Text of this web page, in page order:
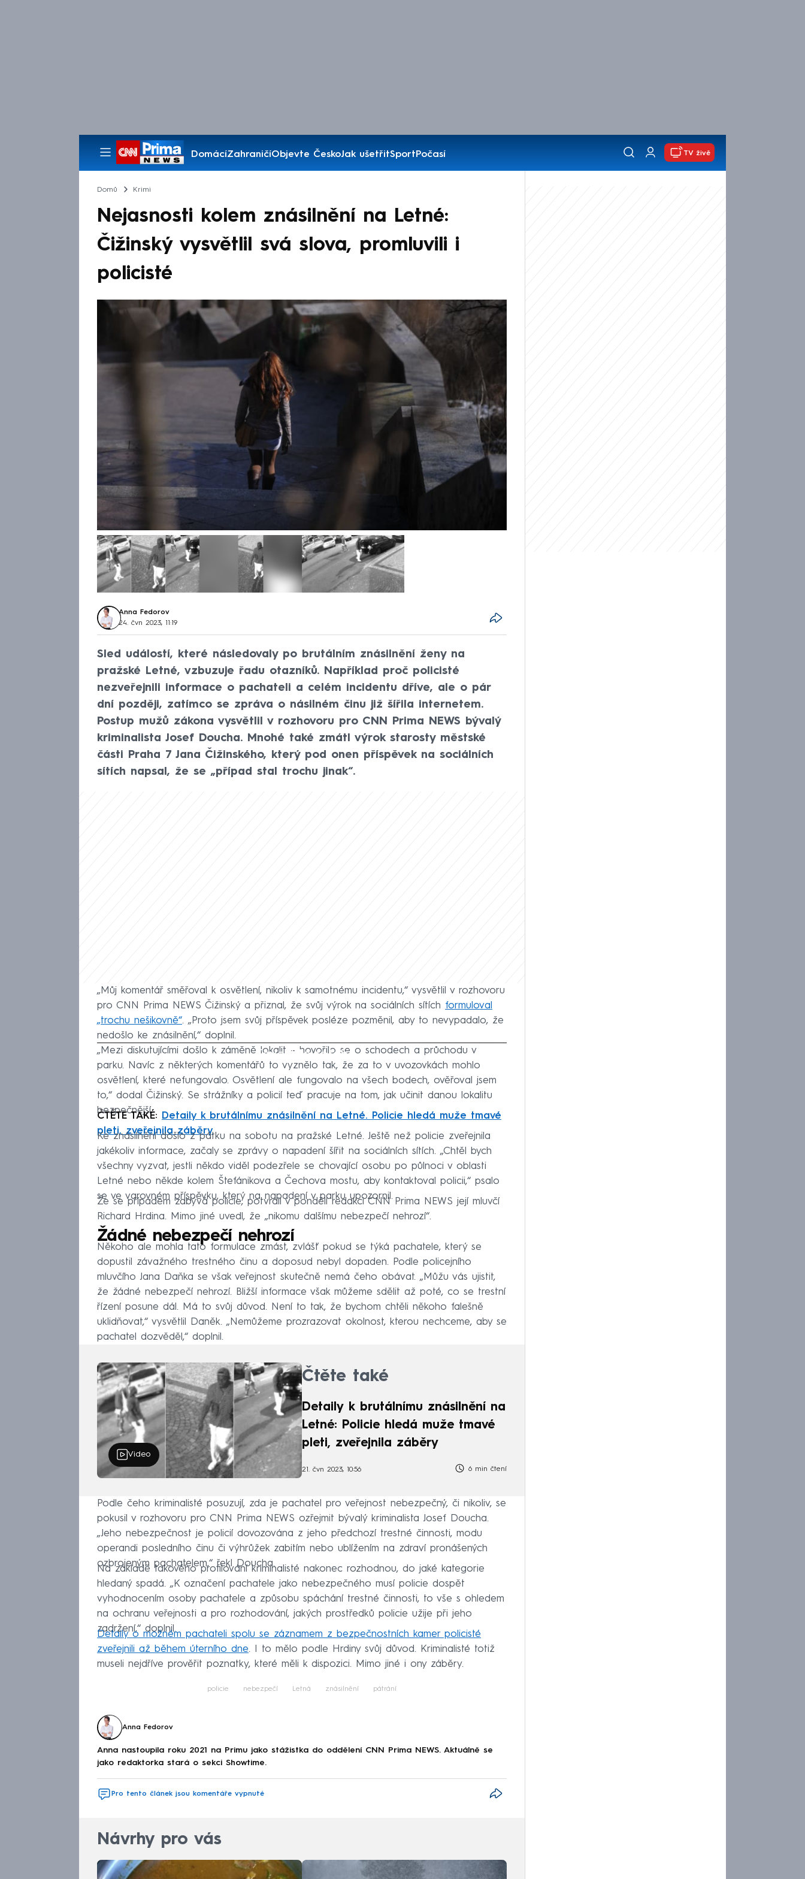
DomácíZahraničíObjevte ČeskoJak ušetřitSportPočasí
Pořady
TV živě
Domů Krimi
Nejasnosti kolem znásilnění na Letné:
Čižinský vysvětlil svá slova, promluvili i
policisté
Anna Fedorov
24. čvn 2023, 11:19
Sled událostí, které následovaly po brutálním znásilnění ženy na
pražské Letné, vzbuzuje řadu otazníků. Například proč policisté
nezveřejnili informace o pachateli a celém incidentu dříve, ale o pár
dní později, zatímco se zpráva o násilném činu již šířila internetem.
Postup mužů zákona vysvětlil v rozhovoru pro CNN Prima NEWS bývalý
kriminalista Josef Doucha. Mnohé také zmátl výrok starosty městské
části Praha 7 Jana Čižinského, který pod onen příspěvek na sociálních
sítích napsal, že se „případ stal trochu jinak“.
„Můj komentář směřoval k osvětlení, nikoliv k samotnému incidentu,“ vysvětlil v rozhovoru
pro CNN Prima NEWS Čižinský a přiznal, že svůj výrok na sociálních sítích formuloval
„trochu nešikovně“. „Proto jsem svůj příspěvek posléze pozměnil, aby to nevypadalo, že
nedošlo ke znásilnění,“ doplnil.
Failed to fetch
„Mezi diskutujícími došlo k záměně lokalit – hovořilo se o schodech a průchodu v
parku. Navíc z některých komentářů to vyznělo tak, že za to v uvozovkách mohlo
osvětlení, které nefungovalo. Osvětlení ale fungovalo na všech bodech, ověřoval jsem
to,“ dodal Čižinský. Se strážníky a policií teď pracuje na tom, jak učinit danou lokalitu
bezpečnější.
ČTĚTE TAKÉ:
Detaily k brutálnímu znásilnění na Letné. Policie hledá muže tmavé
pleti, zveřejnila záběry
Ke znásilnění došlo z pátku na sobotu na pražské Letné. Ještě než policie zveřejnila
jakékoliv informace, začaly se zprávy o napadení šířit na sociálních sítích. „Chtěl bych
všechny vyzvat, jestli někdo viděl podezřele se chovající osobu po půlnoci v oblasti
Letné nebo někde kolem Štefánikova a Čechova mostu, aby kontaktoval policii,“ psalo
se ve varovném příspěvku, který na napadení v parku upozornil.
Že se případem zabývá policie, potvrdil v pondělí redakci CNN Prima NEWS její mluvčí
Richard Hrdina. Mimo jiné uvedl, že „nikomu dalšímu nebezpečí nehrozí“.
Žádné nebezpečí nehrozí
Někoho ale mohla tato formulace zmást, zvlášť pokud se týká pachatele, který se
dopustil závažného trestného činu a doposud nebyl dopaden. Podle policejního
mluvčího Jana Daňka se však veřejnost skutečně nemá čeho obávat. „Můžu vás ujistit,
že žádné nebezpečí nehrozí. Bližší informace však můžeme sdělit až poté, co se trestní
řízení posune dál. Má to svůj důvod. Není to tak, že bychom chtěli někoho falešně
uklidňovat,“ vysvětlil Daněk. „Nemůžeme prozrazovat okolnost, kterou nechceme, aby se
pachatel dozvěděl,“ doplnil.
Video
Čtěte také
Detaily k brutálnímu znásilnění na
Letné: Policie hledá muže tmavé
pleti, zveřejnila záběry
21. čvn 2023, 10:56 6 min čtení
Podle čeho kriminalisté posuzují, zda je pachatel pro veřejnost nebezpečný, či nikoliv, se
pokusil v rozhovoru pro CNN Prima NEWS ozřejmit bývalý kriminalista Josef Doucha.
„Jeho nebezpečnost je policií dovozována z jeho předchozí trestné činnosti, modu
operandi posledního činu či výhrůžek zabitím nebo ublížením na zdraví pronášených
ozbrojeným pachatelem,“ řekl Doucha.
Na základě takového profilování kriminalisté nakonec rozhodnou, do jaké kategorie
hledaný spadá. „K označení pachatele jako nebezpečného musí policie dospět
vyhodnocením osoby pachatele a způsobu spáchání trestné činnosti, to vše s ohledem
na ochranu veřejnosti a pro rozhodování, jakých prostředků policie užije při jeho
zadržení,“ doplnil.
Detaily o možném pachateli spolu se záznamem z bezpečnostních kamer policisté
zveřejnili až během úterního dne. I to mělo podle Hrdiny svůj důvod. Kriminalisté totiž
museli nejdříve prověřit poznatky, které měli k dispozici. Mimo jiné i ony záběry.
policie nebezpečí Letná znásilnění pátrání
Anna Fedorov
Anna nastoupila roku 2021 na Primu jako stážistka do oddělení CNN Prima NEWS. Aktuálně se
jako redaktorka stará o sekci Showtime.
Pro tento článek jsou komentáře vypnuté
Návrhy pro vás